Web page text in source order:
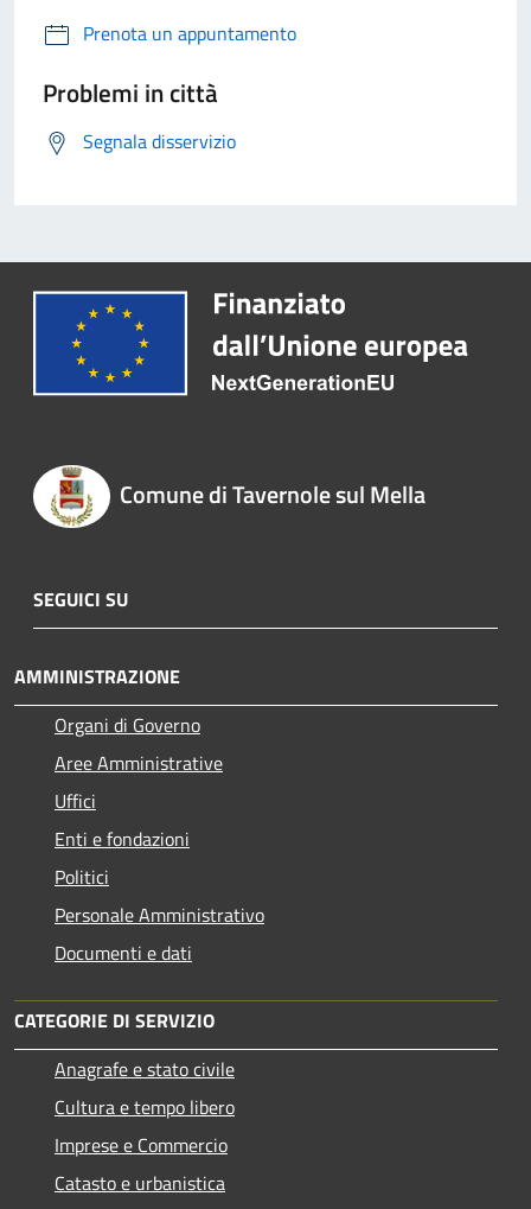
Prenota un appuntamento
Problemi in città
Segnala disservizio
Comune di Tavernole sul Mella
SEGUICI SU
AMMINISTRAZIONE
Organi di Governo
Aree Amministrative
Uffici
Enti e fondazioni
Politici
Personale Amministrativo
Documenti e dati
CATEGORIE DI SERVIZIO
Anagrafe e stato civile
Cultura e tempo libero
Imprese e Commercio
Catasto e urbanistica